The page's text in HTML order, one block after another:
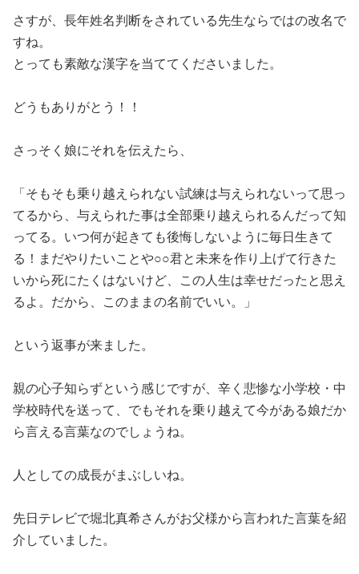
さすが、長年姓名判断をされている先生ならではの改名で
すね。
とっても素敵な漢字を当ててくださいました。
どうもありがとう！！
さっそく娘にそれを伝えたら、
「そもそも乗り越えられない試練は与えられないって思っ
てるから、与えられた事は全部乗り越えられるんだって知
ってる。いつ何が起きても後悔しないように毎日生きて
る！まだやりたいことや○○君と未来を作り上げて行きた
いから死にたくはないけど、この人生は幸せだったと思え
るよ。だから、このままの名前でいい。」
という返事が来ました。
親の心子知らずという感じですが、辛く悲惨な小学校・中
学校時代を送って、でもそれを乗り越えて今がある娘だか
ら言える言葉なのでしょうね。
人としての成長がまぶしいね。
先日テレビで堀北真希さんがお父様から言われた言葉を紹
介していました。